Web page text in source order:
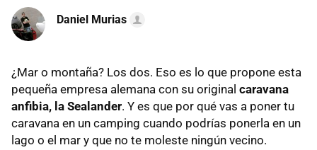
Daniel Murias
¿Mar o montaña? Los dos. Eso es lo que propone esta
pequeña empresa alemana con su original caravana
anfibia, la Sealander. Y es que por qué vas a poner tu
caravana en un camping cuando podrías ponerla en un
lago o el mar y que no te moleste ningún vecino.